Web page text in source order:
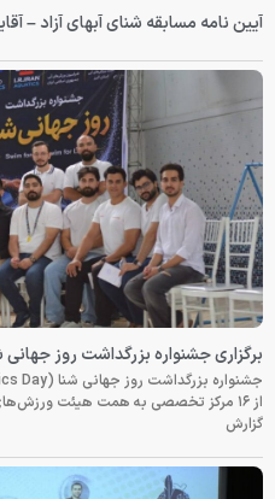
آیین نامه مسابقه شنای آبهای آزاد –
برگزاری جشنواره بزرگداشت روز جهانی
از ۱۶ مرکز تخصصی به همت هیئت ورزش‌های
گزارش